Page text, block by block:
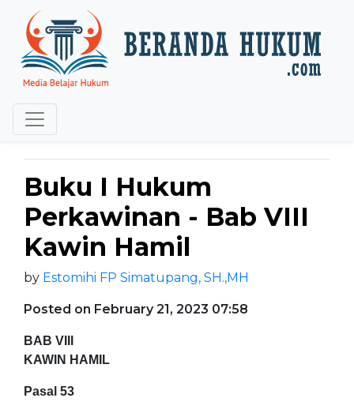
Buku I Hukum
Perkawinan - Bab VIII
Kawin Hamil
by Estomihi FP Simatupang, SH.,MH
Posted on February 21, 2023 07:58
BAB VIII
KAWIN HAMIL
Pasal 53